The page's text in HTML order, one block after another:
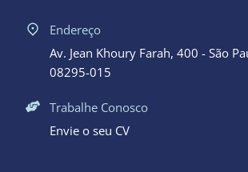
Endereço
Av. Jean Khoury Farah, 400 - São
08295-015
Trabalhe Conosco
Envie o seu CV